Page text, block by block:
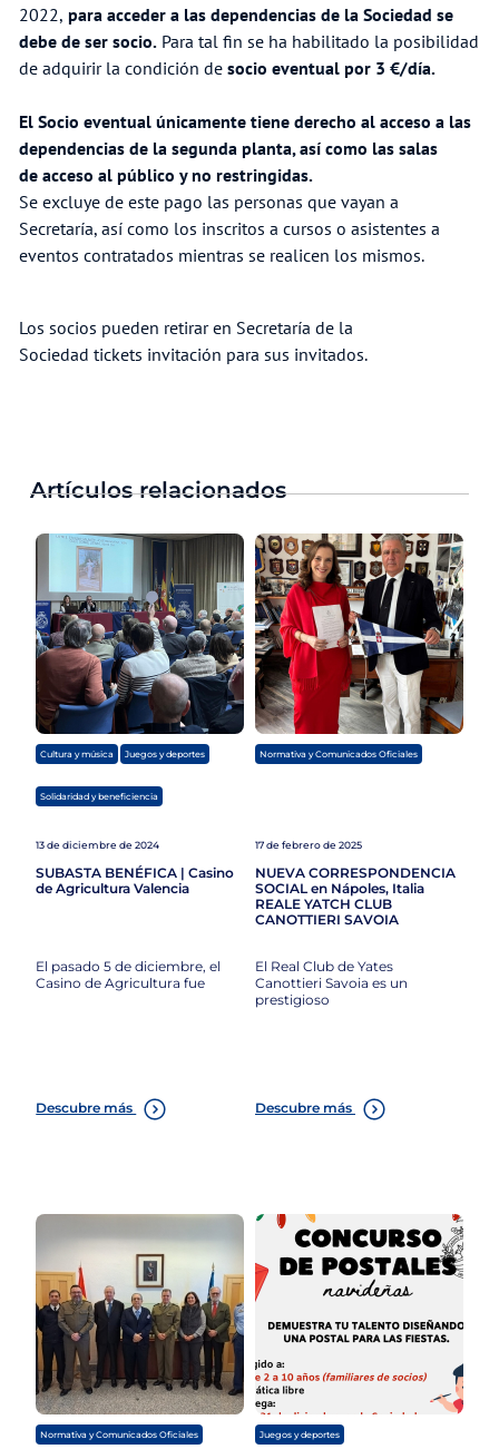
2022, para acceder a las dependencias de la Sociedad se
debe de ser socio. Para tal fin se ha habilitado la posibilidad
de adquirir la condición desocio eventual por 3 €/día.
El Socio eventual únicamente tiene derecho al acceso a las
dependencias de la segunda planta, así como las salas
de acceso al público y no restringidas.
Se excluye de este pago las personas que vayan a
Secretaría, así como los inscritos a cursos o asistentes a
eventos contratados mientras se realicen los mismos.
Los socios pueden retirar en Secretaría de la
Sociedad tickets invitación para sus invitados.
Artículos relacionados
SUBASTA BENÉFICA | Casino
de Agricultura Valencia
13 de diciembre de 2024
Cultura y música , Juegos y deportes
Solidaridad y beneficiencia
El pasado 5 de diciembre, el
Casino de Agricultura fue
Descubre más
NUEVA CORRESPONDENCIA
SOCIAL en Nápoles, Italia
REALE YATCH CLUB
CANOTTIERI SAVOIA
17 de febrero de 2025
Normativa y Comunicados Oficiales
El Real Club de Yates
Canottieri Savoia es un
prestigioso
Descubre más
Normativa y Comunicados Oficiales Juegos y deportes